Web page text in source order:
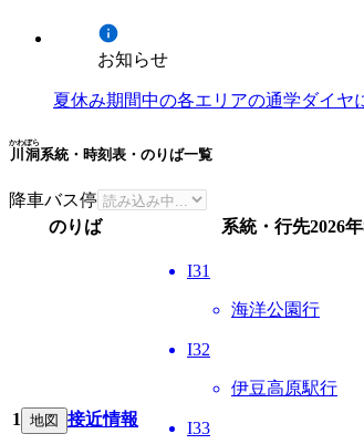
お知らせ
夏休み期間中の各エリアの通学ダイヤ
川洞
かわぼら
系統・時刻表・のりば一覧
降車バス停
のりば
系統・行先2026
1 地図 接近情報
I31
海洋公園行
I32
伊豆高原駅行
I33